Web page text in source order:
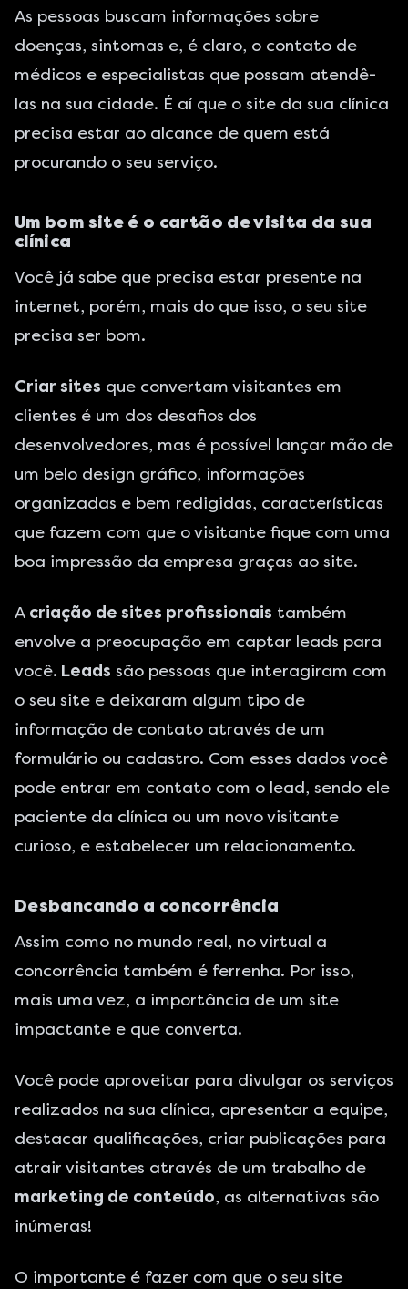
As pessoas buscam informações sobre
doenças, sintomas e, é claro, o contato de
médicos e especialistas que possam atendê-
las na sua cidade. É aí que o site da sua clínica
precisa estar ao alcance de quem está
procurando o seu serviço.
Um bom site é o cartão de visita da sua
clínica
Você já sabe que precisa estar presente na
internet, porém, mais do que isso, o seu site
precisa ser bom.
Criar sites que convertam visitantes em
clientes é um dos desafios dos
desenvolvedores, mas é possível lançar mão de
um belo design gráfico, informações
organizadas e bem redigidas, características
que fazem com que o visitante fique com uma
boa impressão da empresa graças ao site.
A criação de sites profissionais também
envolve a preocupação em captar leads para
você. Leads são pessoas que interagiram com
o seu site e deixaram algum tipo de
informação de contato através de um
formulário ou cadastro. Com esses dados você
pode entrar em contato com o lead, sendo ele
paciente da clínica ou um novo visitante
curioso, e estabelecer um relacionamento.
Desbancando a concorrência
Assim como no mundo real, no virtual a
concorrência também é ferrenha. Por isso,
mais uma vez, a importância de um site
impactante e que converta.
Você pode aproveitar para divulgar os serviços
realizados na sua clínica, apresentar a equipe,
destacar qualificações, criar publicações para
atrair visitantes através de um trabalho de
marketing de conteúdo, as alternativas são
inúmeras!
O importante é fazer com que o seu site